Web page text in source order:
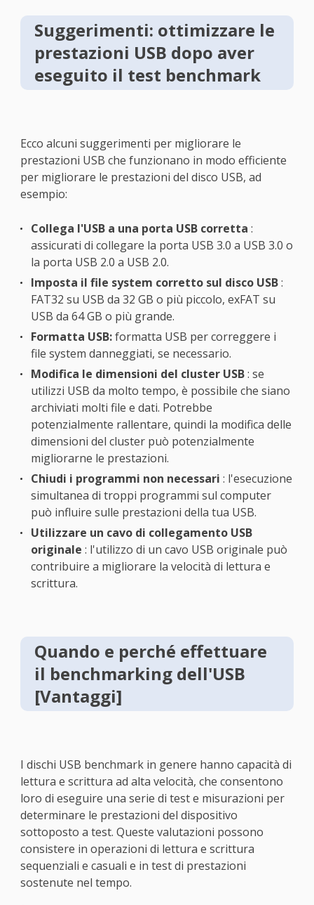
Suggerimenti: ottimizzare le
prestazioni USB dopo aver
eseguito il test benchmark
Ecco alcuni suggerimenti per migliorare le
prestazioni USB che funzionano in modo efficiente
per migliorare le prestazioni del disco USB, ad
esempio:
Collega l'USB a una porta USB corretta :
assicurati di collegare la porta USB 3.0 a USB 3.0 o
la porta USB 2.0 a USB 2.0.
Imposta il file system corretto sul disco USB:
FAT32 su USB da 32 GB o più piccolo, exFAT su
USB da 64 GB o più grande.
Formatta USB:formatta USB per correggere i
file system danneggiati, se necessario.
Modifica le dimensioni del cluster USB: se
utilizzi USB da molto tempo, è possibile che siano
archiviati molti file e dati. Potrebbe
potenzialmente rallentare, quindi la modifica delle
dimensioni del cluster può potenzialmente
migliorarne le prestazioni.
Chiudi i programmi non necessari : l'esecuzione
simultanea di troppi programmi sul computer
può influire sulle prestazioni della tua USB.
Utilizzare un cavo di collegamento USB
originale : l'utilizzo di un cavo USB originale può
contribuire a migliorare la velocità di lettura e
scrittura.
Quando e perché effettuare
il benchmarking dell'USB
[Vantaggi]
I dischi USB benchmark in genere hanno capacità di
lettura e scrittura ad alta velocità, che consentono
loro di eseguire una serie di test e misurazioni per
determinare le prestazioni del dispositivo
sottoposto a test. Queste valutazioni possono
consistere in operazioni di lettura e scrittura
sequenziali e casuali e in test di prestazioni
sostenute nel tempo.